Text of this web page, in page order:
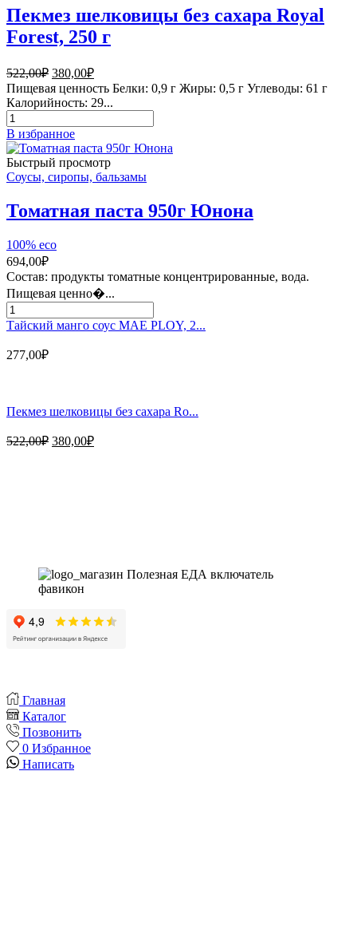
Пекмез шелковицы без сахара Royal
Forest, 250 г
522,00₽ Первоначальная
цена
составляла
522,00₽.
380,00₽Текущая
цена:
380,00₽.
Пищевая ценность Белки: 0,9 г Жиры: 0,5 г Углеводы: 61 г
Калорийность: 29...
Количество
товара
Пекмез
шелковицы
без
сахара
Royal
Forest,
г
В избранное
Быстрый просмотр
Соусы, сиропы, бальзамы
Томатная паста 950г Юнона
100% eco
694,00₽
Состав: продукты томатные концентрированные, вода.
Пищевая ценно�...
Количество
товара
паста
950г
Тайский манго соус MAE PLOY, 2...
277,00₽
Пекмез шелковицы без сахара Ro...
522,00₽ Первоначальная
380,00₽Текущая
Главная
Каталог
Позвонить
0 Избранное
Написать